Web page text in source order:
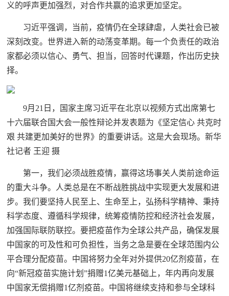
义的呼声更加强烈，对合作共赢的追求更加坚定。
习近平强调，当前，疫情仍在全球肆虐，人类社会已被
深刻改变。世界进入新的动荡变革期。每一个负责任的政治
家都必须以信心、勇气、担当，回答时代课题，作出历史抉
择。
9月21日，国家主席习近平在北京以视频方式出席第七
十六届联合国大会一般性辩论并发表题为《坚定信心 共克时
艰 共建更加美好的世界》的重要讲话。这是大会现场。新华
社记者 王迎 摄
第一，我们必须战胜疫情，赢得这场事关人类前途命运
的重大斗争。人类总是在不断战胜挑战中实现更大发展和进
步。我们要坚持人民至上、生命至上，弘扬科学精神、秉持
科学态度、遵循科学规律，统筹疫情防控和经济社会发展，
加强国际联防联控。要把疫苗作为全球公共产品，确保发展
中国家的可及性和可负担性，当务之急是要在全球范围内公
平合理分配疫苗。中国将努力全年对外提供20亿剂疫苗，在
向“新冠疫苗实施计划”捐赠1亿美元基础上，年内再向发展
中国家无偿捐赠1亿剂疫苗。中国将继续支持和参与全球科